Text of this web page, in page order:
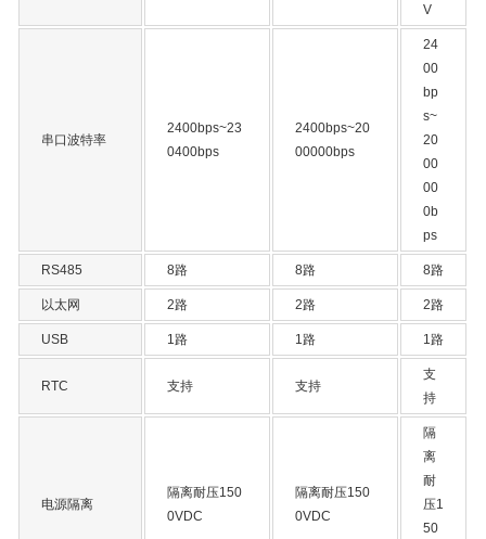
V
串口波特率
2400bps~23
0400bps
2400bps~20
00000bps
24
00
bp
s~
20
00
00
0b
ps
RS485 8路 8路 8路
以太网 2路 2路 2路
USB 1路 1路 1路
RTC 支持 支持
支
持
电源隔离
隔离耐压150
0VDC
隔离耐压150
0VDC
隔
离
耐
压1
50